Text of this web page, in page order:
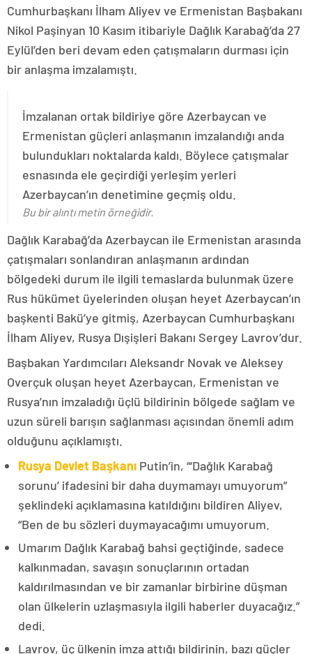
Cumhurbaşkanı İlham Aliyev ve Ermenistan Başbakanı
Nikol Paşinyan 10 Kasım itibariyle Dağlık Karabağ’da 27
Eylül’den beri devam eden çatışmaların durması için
bir anlaşma imzalamıştı.
İmzalanan ortak bildiriye göre Azerbaycan ve
Ermenistan güçleri anlaşmanın imzalandığı anda
bulundukları noktalarda kaldı. Böylece çatışmalar
esnasında ele geçirdiği yerleşim yerleri
Azerbaycan’ın denetimine geçmiş oldu.
Bu bir alıntı metin örneğidir.
Dağlık Karabağ’da Azerbaycan ile Ermenistan arasında
çatışmaları sonlandıran anlaşmanın ardından
bölgedeki durum ile ilgili temaslarda bulunmak üzere
Rus hükümet üyelerinden oluşan heyet Azerbaycan’ın
başkenti Bakü’ye gitmiş, Azerbaycan Cumhurbaşkanı
İlham Aliyev, Rusya Dışişleri Bakanı Sergey Lavrov’dur.
Başbakan Yardımcıları Aleksandr Novak ve Aleksey
Overçuk oluşan heyet Azerbaycan, Ermenistan ve
Rusya’nın imzaladığı üçlü bildirinin bölgede sağlam ve
uzun süreli barışın sağlanması açısından önemli adım
olduğunu açıklamıştı.
Rusya Devlet Başkanı Putin’in, “‘Dağlık Karabağ
sorunu’ ifadesini bir daha duymamayı umuyorum”
şeklindeki açıklamasına katıldığını bildiren Aliyev,
“Ben de bu sözleri duymayacağımı umuyorum.
Umarım Dağlık Karabağ bahsi geçtiğinde, sadece
kalkınmadan, savaşın sonuçlarının ortadan
kaldırılmasından ve bir zamanlar birbirine düşman
olan ülkelerin uzlaşmasıyla ilgili haberler duyacağız.”
dedi.
Lavrov, üç ülkenin imza attığı bildirinin, bazı güçler